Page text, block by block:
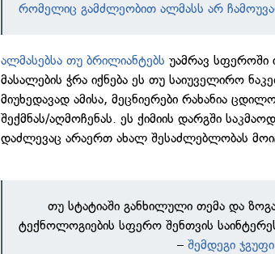
რომელიც გამძლეობით ალმასს არ
ალმასებსა თუ ბრილიანტებს უამრავ სფეროში
მასალების ჭრა იქნება ეს თუ საიუველირო
მიუხედავად ამისა, მეცნიერები რახანია
შექმნას/აღმოჩენას. ეს ქიმიის დარგში
დაძლევაც არაერთ ახალ შესაძლებლობას
თუ სტატიაში განხილული თემა და
ტექნოლოგიების სფერო შენთვის
–შემდეგი ჯგუფი